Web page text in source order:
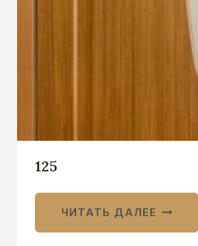
125
ЧИТАТЬ ДАЛЕЕ